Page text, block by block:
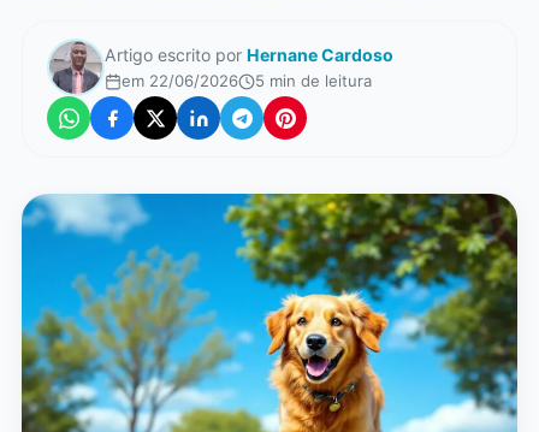
Artigo escrito por Hernane Cardoso
em 22/06/2026 5 min de leitura